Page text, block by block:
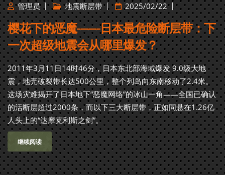
管理员 地震断层带 2025/02/22
樱花下的恶魔——日本最危险断层带：下
一次超级地震会从哪里爆发？
2011年3月11日14时46分，日本东北部海域爆发 9.0级大地
震，地壳破裂带长达500公里，整个列岛向东南移动了2.4米。
这场灾难揭开了日本地下“恶魔网络”的冰山一角——全国已确认
的活断层超过2000条，而以下三大断层带，正如同悬在1.26亿
人头上的“达摩克利斯之剑”。
继续阅读